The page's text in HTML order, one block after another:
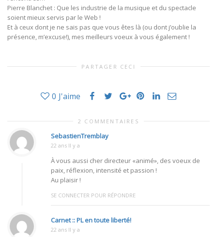
Pierre Blanchet : Que les industrie de la musique et du spectacle
soient mieux servis par le Web !
Et à ceux dont je ne sais pas que vous êtes là (ou dont j’oublie la
présence, m’excuse!), mes meilleurs voeux à vous également !
PARTAGER CECI
0 J'aime
2 COMMENTAIRES
SebastienTremblay
22 ans Il y a
À vous aussi cher directeur «animé», des voeux de
paix, réflexion, intensité et passion !
Au plaisir !
SE CONNECTER POUR RÉPONDRE
Carnet :: PL en toute liberté!
22 ans Il y a